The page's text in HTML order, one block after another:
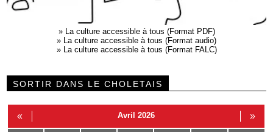
» La culture accessible à tous (Format PDF)
» La culture accessible à tous (Format audio)
» La culture accessible à tous (Format FALC)
SORTIR DANS LE CHOLETAIS
« Avril 2026 »